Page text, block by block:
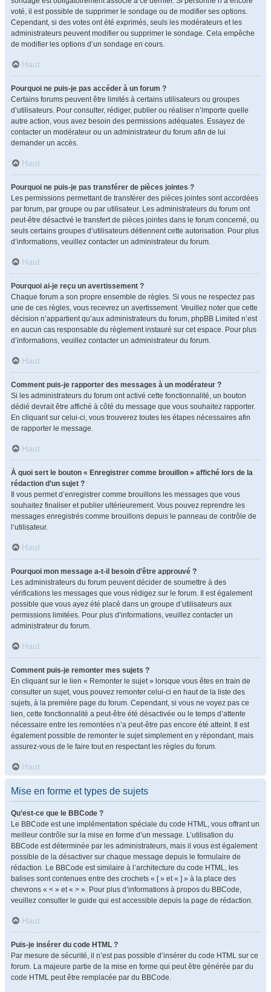
voté, il est possible de supprimer le sondage ou de modifier ses options.
Cependant, si des votes ont été exprimés, seuls les modérateurs et les
administrateurs peuvent modifier ou supprimer le sondage. Cela empêche
de modifier les options d’un sondage en cours.
Haut
Pourquoi ne puis-je pas accéder à un forum ?
Certains forums peuvent être limités à certains utilisateurs ou groupes
d’utilisateurs. Pour consulter, rédiger, publier ou réaliser n’importe quelle
autre action, vous avez besoin des permissions adéquates. Essayez de
contacter un modérateur ou un administrateur du forum afin de lui
demander un accès.
Haut
Pourquoi ne puis-je pas transférer de pièces jointes ?
Les permissions permettant de transférer des pièces jointes sont accordées
par forum, par groupe ou par utilisateur. Les administrateurs du forum ont
peut-être désactivé le transfert de pièces jointes dans le forum concerné, ou
seuls certains groupes d’utilisateurs détiennent cette autorisation. Pour plus
d’informations, veuillez contacter un administrateur du forum.
Haut
Pourquoi ai-je reçu un avertissement ?
Chaque forum a son propre ensemble de règles. Si vous ne respectez pas
une de ces règles, vous recevrez un avertissement. Veuillez noter que cette
décision n’appartient qu’aux administrateurs du forum, phpBB Limited n’est
en aucun cas responsable du règlement instauré sur cet espace. Pour plus
d’informations, veuillez contacter un administrateur du forum.
Haut
Comment puis-je rapporter des messages à un modérateur ?
Si les administrateurs du forum ont activé cette fonctionnalité, un bouton
dédié devrait être affiché à côté du message que vous souhaitez rapporter.
En cliquant sur celui-ci, vous trouverez toutes les étapes nécessaires afin
de rapporter le message.
Haut
À quoi sert le bouton « Enregistrer comme brouillon » affiché lors de la
rédaction d’un sujet ?
Il vous permet d’enregistrer comme brouillons les messages que vous
souhaitez finaliser et publier ultérieurement. Vous pouvez reprendre les
messages enregistrés comme brouillons depuis le panneau de contrôle de
l’utilisateur.
Haut
Pourquoi mon message a-t-il besoin d’être approuvé ?
Les administrateurs du forum peuvent décider de soumettre à des
vérifications les messages que vous rédigez sur le forum. Il est également
possible que vous ayez été placé dans un groupe d’utilisateurs aux
permissions limitées. Pour plus d’informations, veuillez contacter un
administrateur du forum.
Haut
Comment puis-je remonter mes sujets ?
En cliquant sur le lien « Remonter le sujet » lorsque vous êtes en train de
consulter un sujet, vous pouvez remonter celui-ci en haut de la liste des
sujets, à la première page du forum. Cependant, si vous ne voyez pas ce
lien, cette fonctionnalité a peut-être été désactivée ou le temps d’attente
nécessaire entre les remontées n’a peut-être pas encore été atteint. Il est
également possible de remonter le sujet simplement en y répondant, mais
assurez-vous de le faire tout en respectant les règles du forum.
Haut
Mise en forme et types de sujets
Qu’est-ce que le BBCode ?
Le BBCode est une implémentation spéciale du code HTML, vous offrant un
meilleur contrôle sur la mise en forme d’un message. L’utilisation du
BBCode est déterminée par les administrateurs, mais il vous est également
possible de la désactiver sur chaque message depuis le formulaire de
rédaction. Le BBCode est similaire à l’architecture du code HTML, les
balises sont contenues entre des crochets « [ » et « ] » à la place des
chevrons « < » et « > ». Pour plus d’informations à propos du BBCode,
veuillez consulter le guide qui est accessible depuis la page de rédaction.
Haut
Puis-je insérer du code HTML ?
Par mesure de sécurité, il n’est pas possible d’insérer du code HTML sur ce
forum. La majeure partie de la mise en forme qui peut être générée par du
code HTML peut être remplacée par du BBCode.